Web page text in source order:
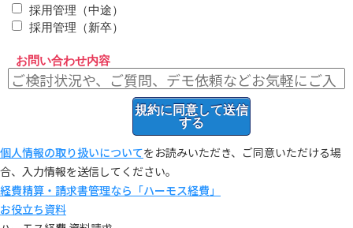
採用管理（中途）
採用管理（新卒）
お問い合わせ内容
規約に同意して送信
する
個人情報の取り扱いについてをお読みいただき、ご同意いただける場
合、入力情報を送信してください。
経費精算・請求書管理なら「ハーモス経費」
お役立ち資料